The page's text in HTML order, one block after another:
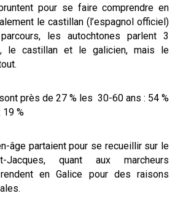
pour se faire comprendre en
le castillan (l’espagnol officiel)
les autochtones parlent 3
le castillan et le galicien, mais le
près de 27 % les 30-60 ans : 54 %
%
âge partaient pour se recueillir sur le
quant aux marcheurs
rendent en Galice pour des raisons